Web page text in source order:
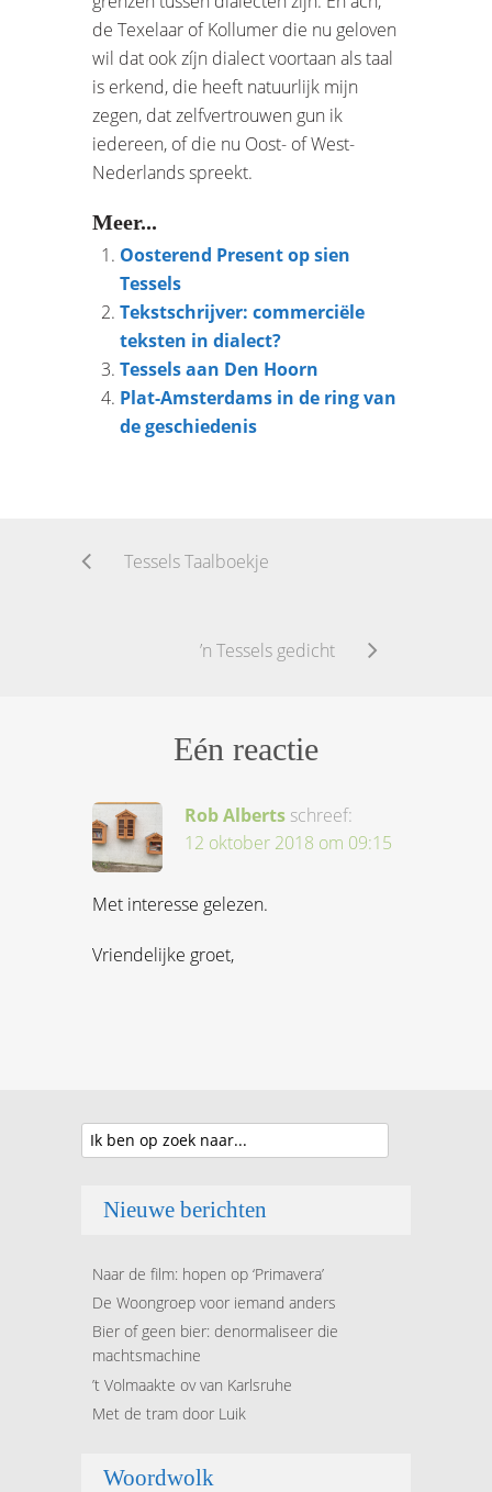
de Texelaar of Kollumer die nu geloven
wil dat ook zíjn dialect voortaan als taal
is erkend, die heeft natuurlijk mijn
zegen, dat zelfvertrouwen gun ik
iedereen, of die nu Oost- of West-
Nederlands spreekt.
Meer...
Oosterend Present op sien
Tessels
Tekstschrijver: commerciële
teksten in dialect?
Tessels aan Den Hoorn
Plat-Amsterdams in de ring van
de geschiedenis
Tessels Taalboekje
’n Tessels gedicht
Eén reactie
Rob Alberts schreef:
12 oktober 2018 om 09:15
Met interesse gelezen.
Vriendelijke groet,
Nieuwe berichten
Naar de film: hopen op ‘Primavera’
De Woongroep voor iemand anders
Bier of geen bier: denormaliseer die
machtsmachine
’t Volmaakte ov van Karlsruhe
Met de tram door Luik
Woordwolk